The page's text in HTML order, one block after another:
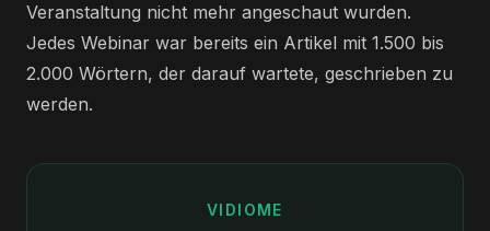
Veranstaltung nicht mehr angeschaut wurden.
Jedes Webinar war bereits ein Artikel mit 1.500 bis
2.000 Wörtern, der darauf wartete, geschrieben zu
werden.
VIDIOME